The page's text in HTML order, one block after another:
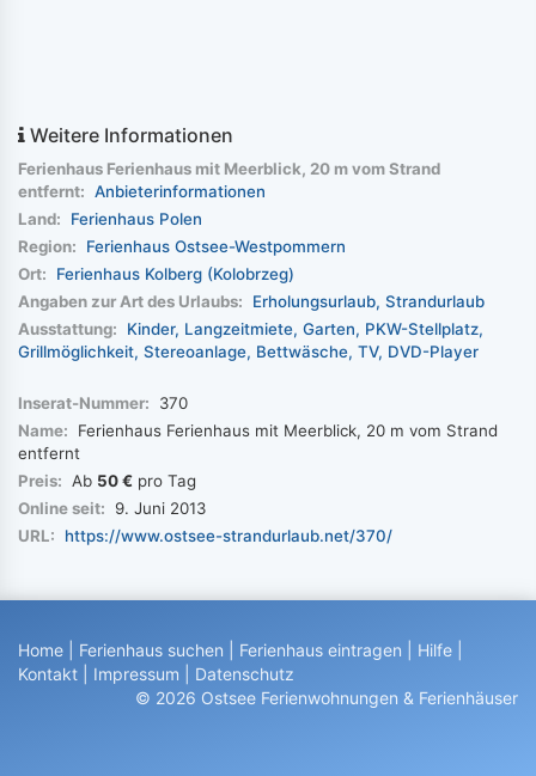
Weitere Informationen
Ferienhaus Ferienhaus mit Meerblick, 20 m vom Strand
entfernt: Anbieterinformationen
Land:
Ferienhaus Polen
Region:
Ferienhaus Ostsee-Westpommern
Ort:
Ferienhaus Kolberg (Kolobrzeg)
Angaben zur Art des Urlaubs:
Erholungsurlaub Strandurlaub
Ausstattung:
Kinder Langzeitmiete Garten
PKW-Stellplatz
Grillmöglichkeit Stereoanlage Bettwäsche TV DVD-Player
Inserat-Nummer:
370
Name:
Ferienhaus Ferienhaus mit Meerblick, 20 m vom Strand
entfernt
Preis: Ab 50 € pro Tag
Online seit:
9. Juni 2013
URL:
https://www.ostsee-strandurlaub.net/370/
Home Ferienhaus suchen Ferienhaus eintragen Hilfe
Kontakt
Impressum
Datenschutz
© 2026 Ostsee Ferienwohnungen & Ferienhäuser